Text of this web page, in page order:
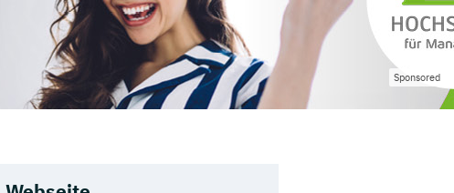
Sponsored